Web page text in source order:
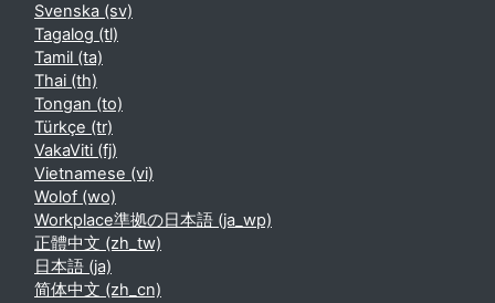
Svenska ‎(sv)‎
Tagalog ‎(tl)‎
Tamil ‎(ta)‎
Thai ‎(th)‎
Tongan ‎(to)‎
Türkçe ‎(tr)‎
VakaViti ‎(fj)‎
Vietnamese ‎(vi)‎
Wolof ‎(wo)‎
Workplace準拠の日本語 ‎(ja_wp)‎
正體中文 ‎(zh_tw)‎
日本語 ‎(ja)‎
简体中文 ‎(zh_cn)‎